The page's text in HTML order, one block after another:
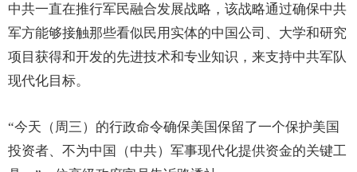
中共一直在推行军民融合发展战略，该战略通过确保中共
军方能够接触那些看似民用实体的中国公司、大学和研究
项目获得和开发的先进技术和专业知识，来支持中共军队
现代化目标。
“今天（周三）的行政命令确保美国保留了一个保护美国
投资者、不为中国（中共）军事现代化提供资金的关键工